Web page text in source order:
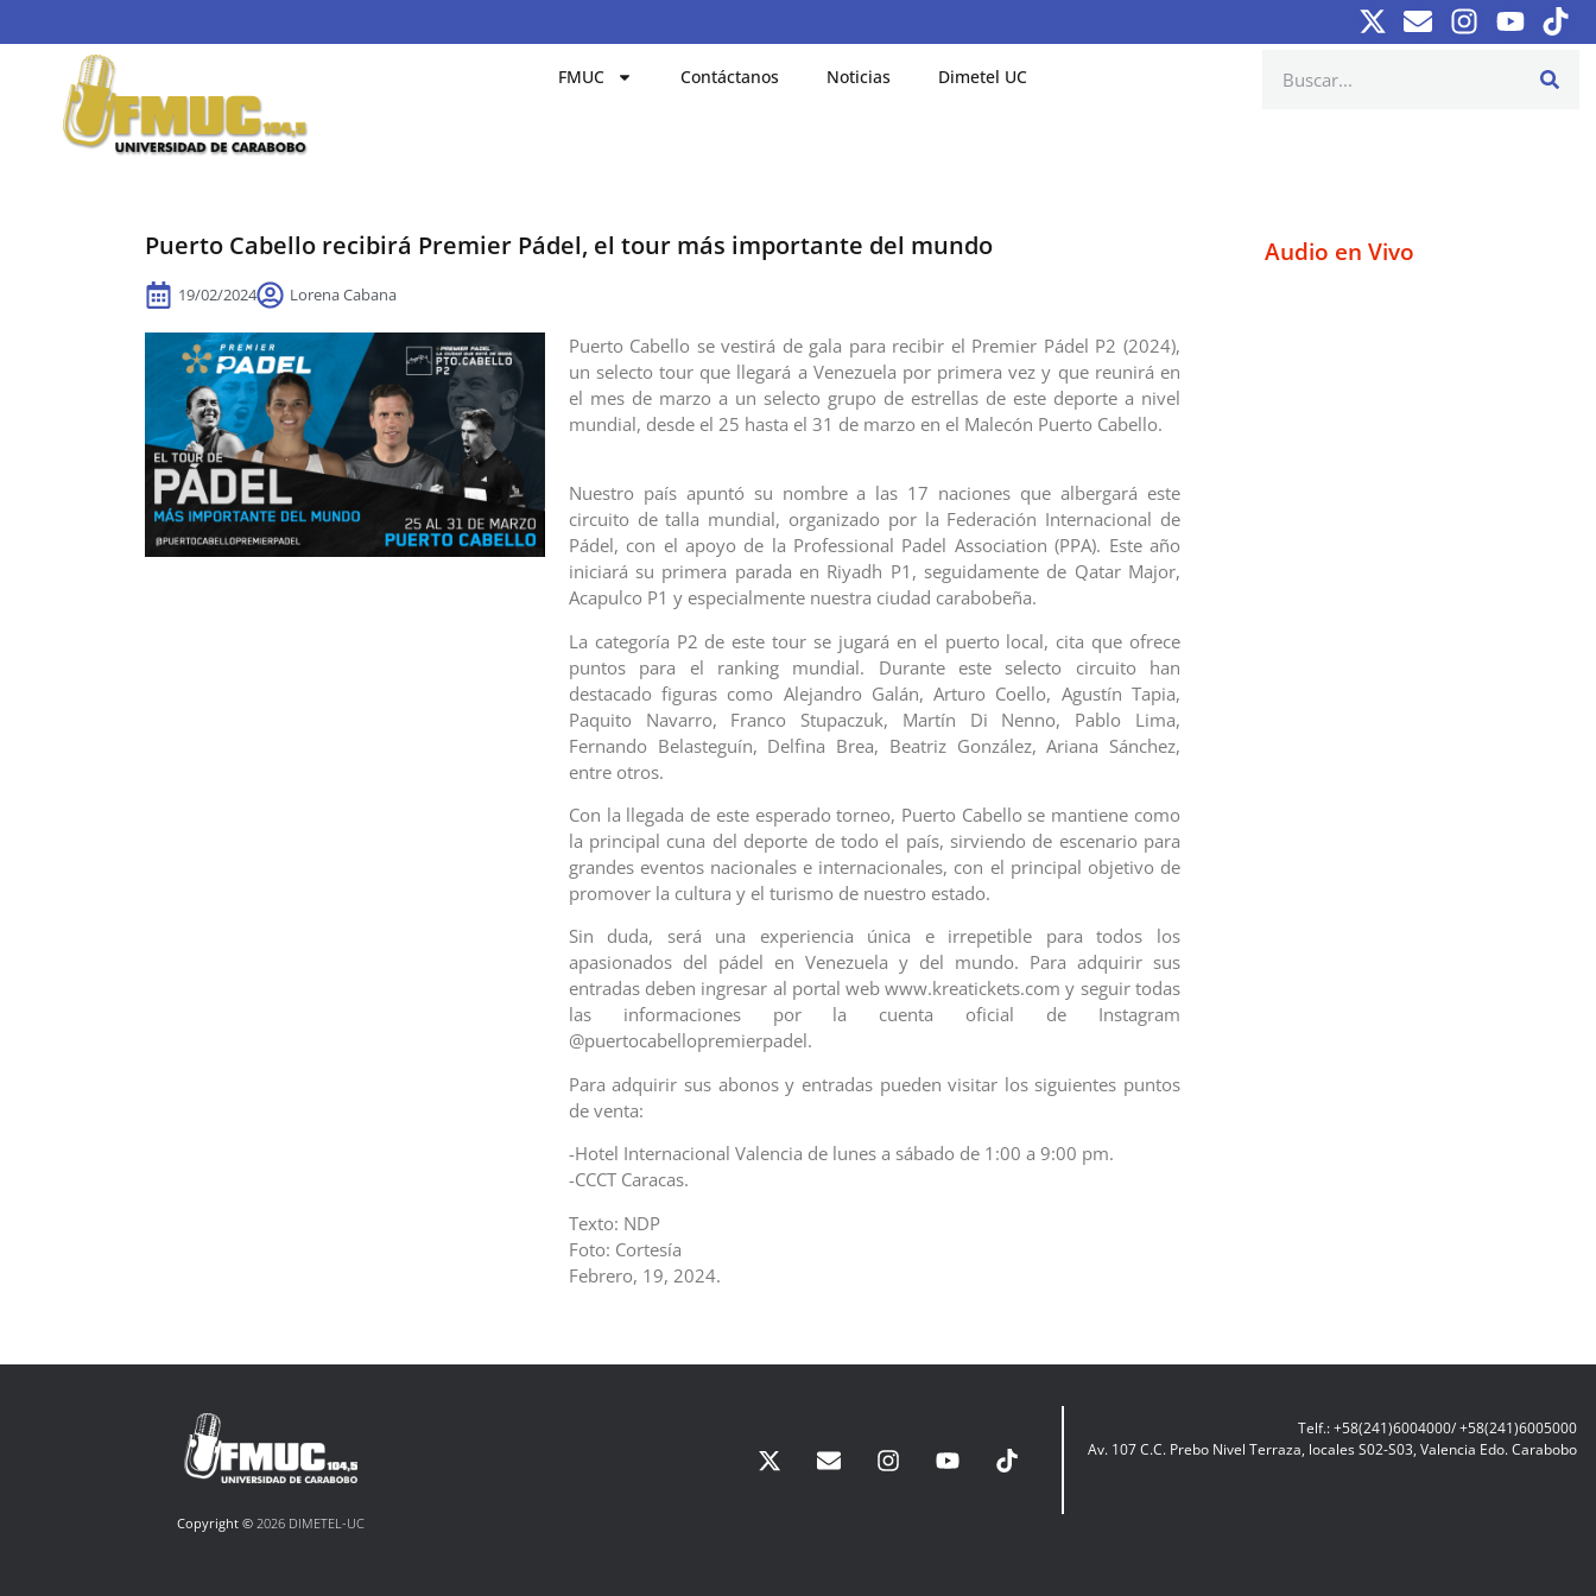
FMUC Contáctanos Noticias Dimetel UC
Puerto Cabello recibirá Premier Pádel, el tour más importante del mundo
19/02/2024 Lorena Cabana
Puerto Cabello se vestirá de gala para recibir el Premier Pádel P2 (2024),
un selecto tour que llegará a Venezuela por primera vez y que reunirá en
el mes de marzo a un selecto grupo de estrellas de este deporte a nivel
mundial, desde el 25 hasta el 31 de marzo en el Malecón Puerto Cabello.
Nuestro país apuntó su nombre a las 17 naciones que albergará este
circuito de talla mundial, organizado por la Federación Internacional de
Pádel, con el apoyo de la Professional Padel Association (PPA). Este año
iniciará su primera parada en Riyadh P1, seguidamente de Qatar Major,
Acapulco P1 y especialmente nuestra ciudad carabobeña.
La categoría P2 de este tour se jugará en el puerto local, cita que ofrece
puntos para el ranking mundial. Durante este selecto circuito han
destacado figuras como Alejandro Galán, Arturo Coello, Agustín Tapia,
Paquito Navarro, Franco Stupaczuk, Martín Di Nenno, Pablo Lima,
Fernando Belasteguín, Delfina Brea, Beatriz González, Ariana Sánchez,
entre otros.
Con la llegada de este esperado torneo, Puerto Cabello se mantiene como
la principal cuna del deporte de todo el país, sirviendo de escenario para
grandes eventos nacionales e internacionales, con el principal objetivo de
promover la cultura y el turismo de nuestro estado.
Sin duda, será una experiencia única e irrepetible para todos los
apasionados del pádel en Venezuela y del mundo. Para adquirir sus
entradas deben ingresar al portal web www.kreatickets.com y seguir todas
las informaciones por la cuenta oficial de Instagram
@puertocabellopremierpadel.
Para adquirir sus abonos y entradas pueden visitar los siguientes puntos
de venta:
-Hotel Internacional Valencia de lunes a sábado de 1:00 a 9:00 pm.
-CCCT Caracas.
Texto: NDP
Foto: Cortesía
Febrero, 19, 2024.
Audio en Vivo
Copyright ©2026 DIMETEL-UC
Telf.: +58(241)6004000/ +58(241)6005000
Av. 107 C.C. Prebo Nivel Terraza, locales S02-S03, Valencia Edo. Carabobo